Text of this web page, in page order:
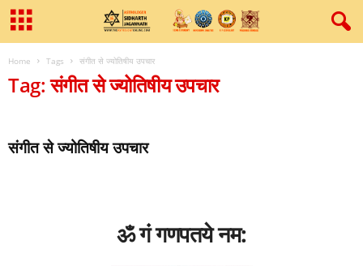
Home Tags संगीत से ज्‍योतिषीय उपचार
Tag: संगीत से ज्‍योतिषीय उपचार
संगीत से ज्‍योतिषीय उपचार
ॐ गं गणपतये नम: